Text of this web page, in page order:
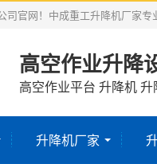
官网！中成重工升降机厂家
高空作业升降
高空作业平台 升降机 升
升降机厂家